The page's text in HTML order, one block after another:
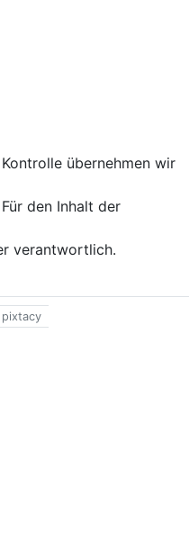
übernehmen wir
den Inhalt der
verantwortlich.